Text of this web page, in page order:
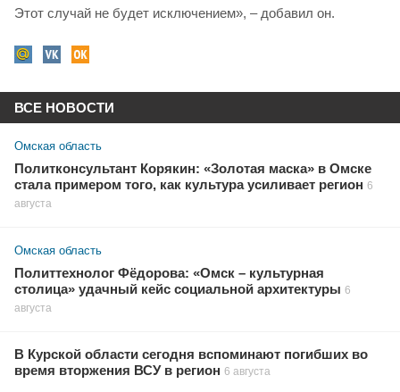
Этот случай не будет исключением», – добавил он.
ВСЕ НОВОСТИ
Омская область
Политконсультант Корякин: «Золотая маска» в Омске
стала примером того, как культура усиливает регион 6
августа
Омская область
Политтехнолог Фёдорова: «Омск – культурная
столица» удачный кейс социальной архитектуры 6
августа
В Курской области сегодня вспоминают погибших во
время вторжения ВСУ в регион 6 августа